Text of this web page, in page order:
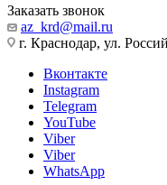
Заказать звонок
az_krd@mail.ru
г. Краснодар, ул.
Вконтакте
Instagram
Telegram
YouTube
Viber
Viber
WhatsApp